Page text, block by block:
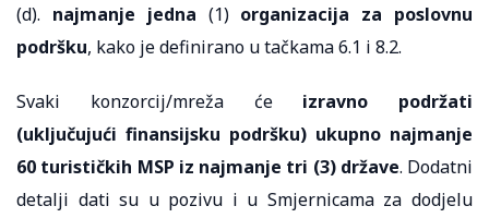
(d). najmanje jedna (1) organizacija za poslovnu
podršku, kako je definirano u tačkama 6.1 i 8.2.
Svaki konzorcij/mreža će izravno podržati
(uključujući finansijsku podršku) ukupno najmanje
60 turističkih MSP iz najmanje tri (3) države. Dodatni
detalji dati su u pozivu i u Smjernicama za dodjelu